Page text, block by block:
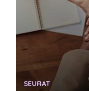
KATEGORIA:
SEURAT